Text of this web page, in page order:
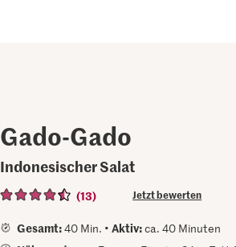
Gado-Gado
Indonesischer Salat
(13) Jetzt bewerten
Gesamt:40 Min. •Aktiv:ca. 40 Minuten